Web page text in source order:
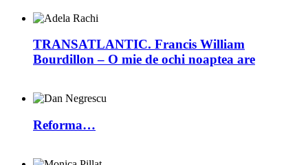
TRANSATLANTIC. Francis William
Bourdillon – O mie de ochi noaptea are
Reforma…